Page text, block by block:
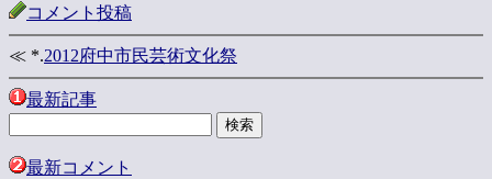
コメント投稿
≪ *.2012府中市民芸術文化祭
最新記事
最新コメント